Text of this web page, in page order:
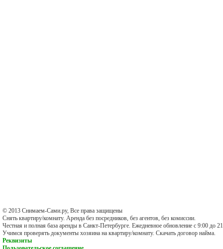
© 2013 Снимаем-Сами.ру, Все права защищены
Снять квартиру/комнату. Аренда без посредников, без агентов, без комиссии.
Честная и полная база аренды в Санкт-Петербурге. Ежедневное обновление с 9:00 до
Учимся проверять документы хозяина на квартиру/комнату. Скачать договор найма.
Реквизиты